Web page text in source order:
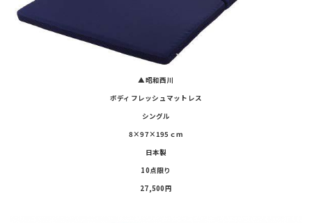
▲昭和西川
ボディフレッシュマットレス
シングル
8×97×195ｃｍ
日本製
10点限り
27,500円